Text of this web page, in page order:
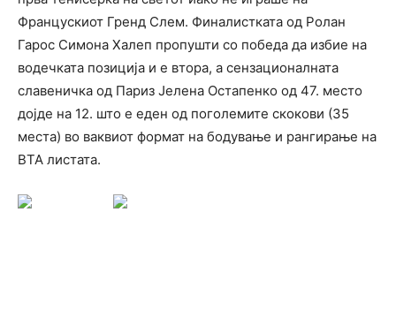
Францускиот Гренд Слем. Финалистката од Ролан
Гарос Симона Халеп пропушти со победа да избие на
водечката позиција и е втора, а сензационалната
славеничка од Париз Јелена Остапенко од 47. место
дојде на 12. што е еден од поголемите скокови (35
места) во ваквиот формат на бодување и рангирање на
ВТА листата.